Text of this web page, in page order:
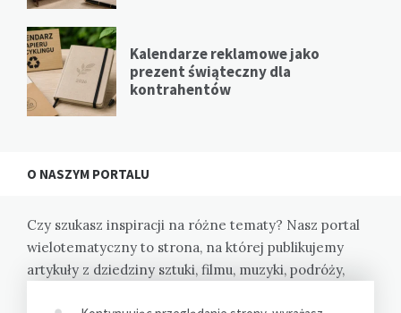
Kalendarze reklamowe jako
prezent świąteczny dla
kontrahentów
O NASZYM PORTALU
Czy szukasz inspiracji na różne tematy? Nasz portal
wielotematyczny to strona, na której publikujemy
artykuły z dziedziny sztuki, filmu, muzyki, podróży,